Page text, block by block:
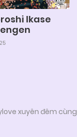
Ikase
xuyên đêm cùng